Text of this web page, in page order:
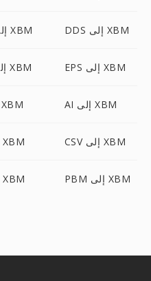
HTML إلى XBM DDS إلى XBM
DOCX إلى XBM EPS إلى XBM
DXF إلى XBM AI إلى XBM
CDR إلى XBM CSV إلى XBM
TIFF إلى XBM PBM إلى XBM